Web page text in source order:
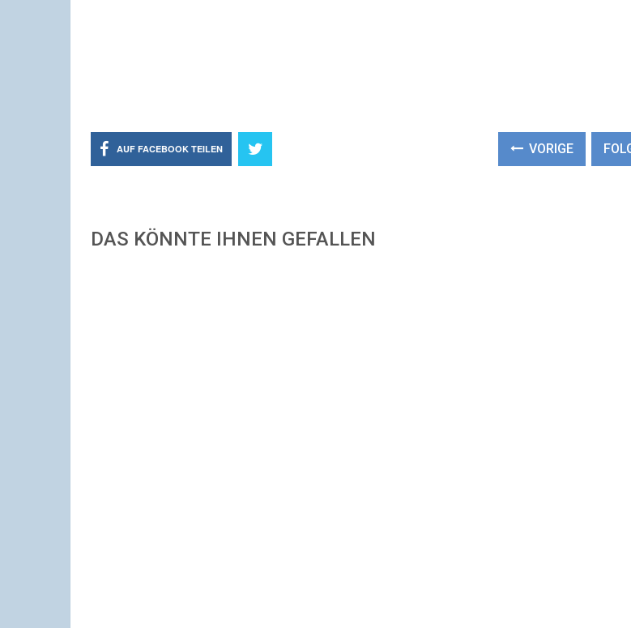
AUF FACEBOOK TEILEN VORIGE
DAS KÖNNTE IHNEN GEFALLEN